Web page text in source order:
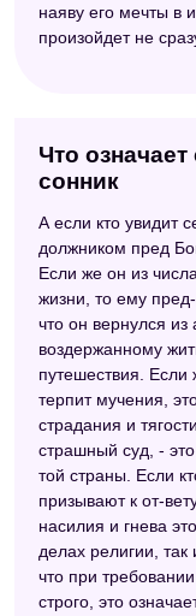
наяву его мечты в
произойдет не
Что
сонник
А если кто увидит
должником пред
Если же он из
жизни, то ему пред-
что он вернулся из
воздержанному
путешествия. Если
терпит мучения,
страдания и
страшный суд, -
той страны. Если
призывают к от-
насилия и гнева
делах религии,
что при
строго, это